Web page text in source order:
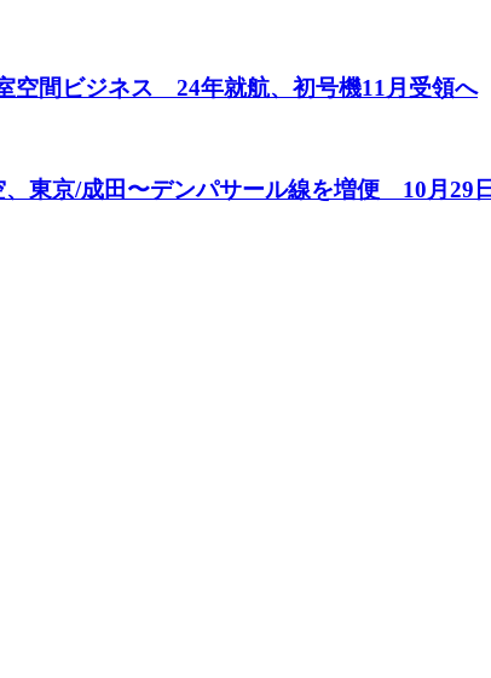
空間ビジネス 24年就航、初号機11月受領へ
東京/成田〜デンパサール線を増便 10月29